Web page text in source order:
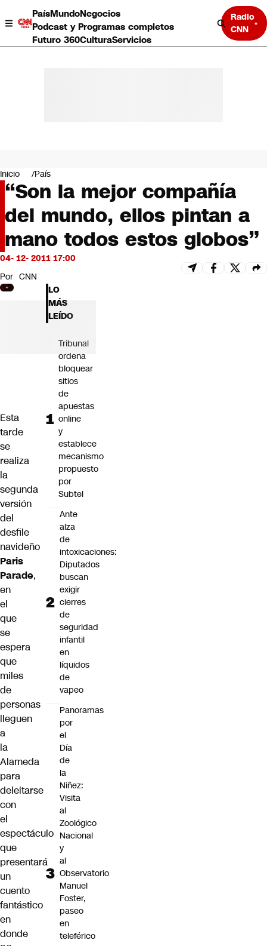
PaísMundoNegocios
Podcast y Programas completos
Futuro 360CulturaServicios
Radio
CNN
Negocios
Deportes
Programas completos
Cultura
Servicios
Bits
CNN tiempo
Futuro 360
Opinión
Inicio País
“Son la mejor compañía
del mundo, ellos pintan a
mano todos estos globos”
04- 12- 2011 17:00
Por CNN
Esta
tarde
se
realiza
la
segunda
versión
del
desfile
navideño
Paris
Parade,
en
el
que
se
espera
que
miles
de
personas
lleguen
a
la
Alameda
para
deleitarse
con
el
espectáculo
que
presentará
un
cuento
fantástico
en
donde
LO
MÁS
LEÍDO
Tribunal
ordena
bloquear
sitios
de
apuestas
online
y
establece
mecanismo
propuesto
por
Subtel
Ante
alza
de
intoxicaciones:
Diputados
buscan
exigir
cierres
de
seguridad
infantil
en
líquidos
de
vapeo
Panoramas
por
el
Día
de
la
Niñez:
Visita
al
Zoológico
Nacional
y
al
Observatorio
Manuel
Foster,
paseo
en
teleférico